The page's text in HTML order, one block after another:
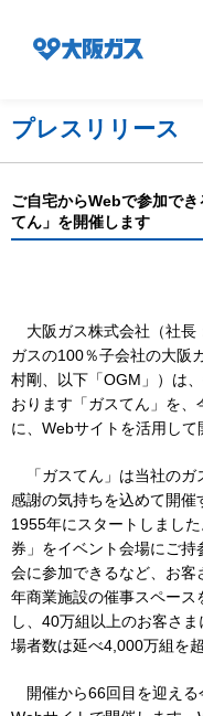
社会貢献
技術開発
サステナビリティ
IR情報
採用情報
プレスリリース
ご自宅からWebで参加で
てん」を開催します
大阪ガス株式会社（社長
ガスの100％子会社の大阪
村剛、以下「OGM」）は
おります「ガスてん」を
に、Webサイトを活用して
「ガスてん」は当社のガ
感謝の気持ちを込めて開
1955年にスタートしまし
券」をイベント会場にご
会に参加できるなど、お
年商業施設の催事スペー
し、40万組以上のお客さ
場者数は延べ4,000万組を
開催から66回目を迎える